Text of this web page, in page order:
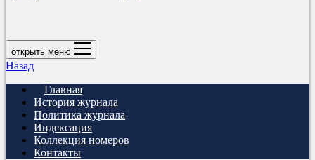
открыть меню
Назад
Главная
История журнала
Политика журнала
Индексация
Коллекция номеров
Контакты